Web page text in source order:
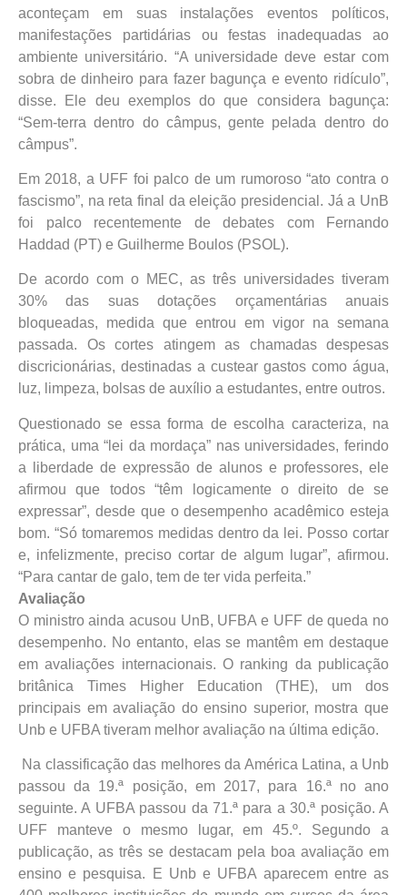
aconteçam em suas instalações eventos políticos,
manifestações partidárias ou festas inadequadas ao
ambiente universitário. “A universidade deve estar com
sobra de dinheiro para fazer bagunça e evento ridículo”,
disse. Ele deu exemplos do que considera bagunça:
“Sem-terra dentro do câmpus, gente pelada dentro do
câmpus”.
Em 2018, a UFF foi palco de um rumoroso “ato contra o
fascismo”, na reta final da eleição presidencial. Já a UnB
foi palco recentemente de debates com Fernando
Haddad (PT) e Guilherme Boulos (PSOL).
De acordo com o MEC, as três universidades tiveram
30% das suas dotações orçamentárias anuais
bloqueadas, medida que entrou em vigor na semana
passada. Os cortes atingem as chamadas despesas
discricionárias, destinadas a custear gastos como água,
luz, limpeza, bolsas de auxílio a estudantes, entre outros.
Questionado se essa forma de escolha caracteriza, na
prática, uma “lei da mordaça” nas universidades, ferindo
a liberdade de expressão de alunos e professores, ele
afirmou que todos “têm logicamente o direito de se
expressar”, desde que o desempenho acadêmico esteja
bom. “Só tomaremos medidas dentro da lei. Posso cortar
e, infelizmente, preciso cortar de algum lugar”, afirmou.
“Para cantar de galo, tem de ter vida perfeita.”
Avaliação
O ministro ainda acusou UnB, UFBA e UFF de queda no
desempenho. No entanto, elas se mantêm em destaque
em avaliações internacionais. O ranking da publicação
britânica Times Higher Education (THE), um dos
principais em avaliação do ensino superior, mostra que
Unb e UFBA tiveram melhor avaliação na última edição.
Na classificação das melhores da América Latina, a Unb
passou da 19.ª posição, em 2017, para 16.ª no ano
seguinte. A UFBA passou da 71.ª para a 30.ª posição. A
UFF manteve o mesmo lugar, em 45.º. Segundo a
publicação, as três se destacam pela boa avaliação em
ensino e pesquisa. E Unb e UFBA aparecem entre as